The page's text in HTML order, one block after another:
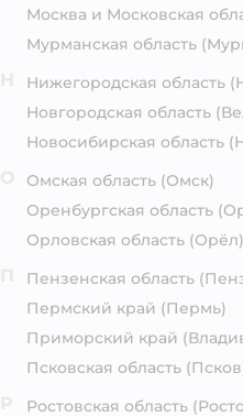
Москва и Московская
Мурманская область
Нижегородская область
Новгородская область
Новосибирская область
Омская область (Омск)
Оренбургская область
Орловская область (Орёл)
Пензенская область
Пермский край (Пермь)
Приморский край
Псковская область
Ростовская область